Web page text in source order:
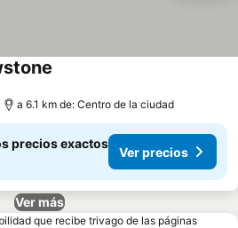
a 6.1 km de: Centro de la ciudad
precios exactos
Ver precios
Ver más
que recibe trivago de las páginas